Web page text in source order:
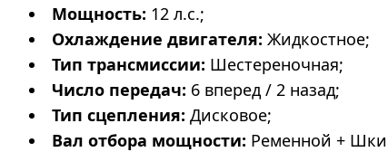
Мощность: 12 л.с.;
Охлаждение двигателя: Жидкостное;
Тип трансмиссии: Шестереночная;
Число передач: 6 вперед / 2 назад;
Тип сцепления: Дисковое;
Вал отбора мощности: Ременной +